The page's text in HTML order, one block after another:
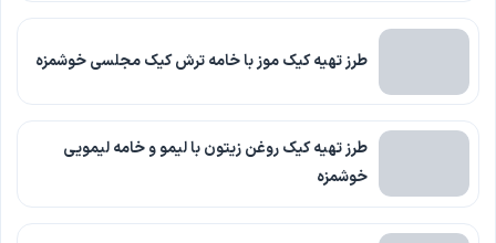
طرز تهیه کیک موز با خامه ترش کیک مجلسی خوشمزه
طرز تهیه کیک روغن زیتون با لیمو و خامه لیمویی
خوشمزه